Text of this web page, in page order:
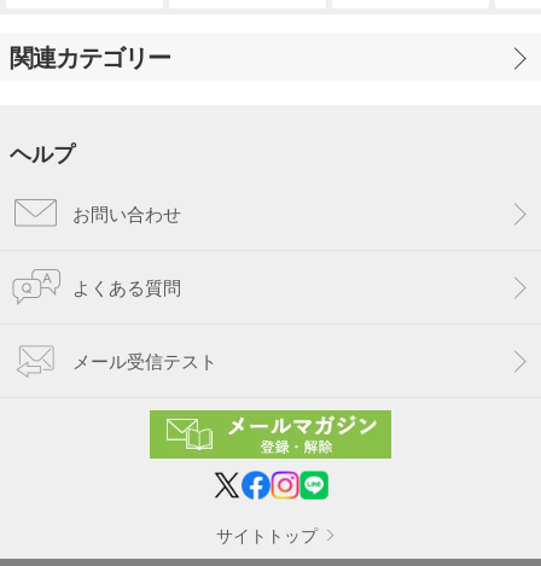
関連カテゴリー
ヘルプ
お問い合わせ
よくある質問
メール受信テスト
サイトトップ